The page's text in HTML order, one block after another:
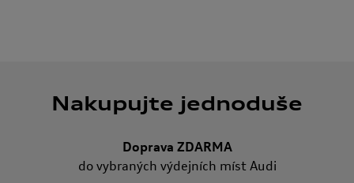
Nakupujte jednoduše
Doprava ZDARMA
do vybraných výdejních míst Audi